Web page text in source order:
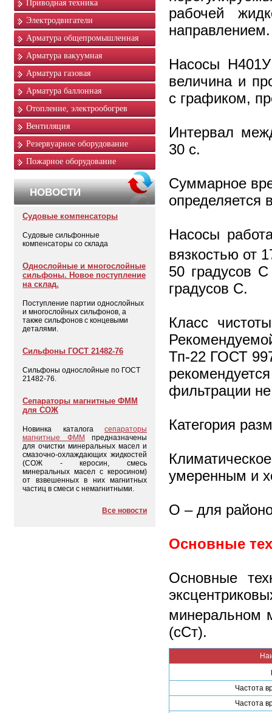
Приводная техника
Электродвигатели
Арматура общепромышленная
Арматура вакуумная
Арматура газовая
Арматура баллонная
Отопление, электрообогрев
Вентиляция
Резервуарное оборудование
Пожарное оборудование
НОВОСТИ
Судовые компенсаторы
Судовые сильфонные
компенсаторы со склада
Однослойные и многослойные
сильфоны. Новое поступление
на склад.
Поступление партии однослойных
и многослойных сильфонов, а
также сильфонов с концевыми
деталями.
Сильфоны ГОСТ 21482-76
Сильфоны однослойные по ГОСТ
21482-76.
Сепараторы магнитные ФММ
для СОЖ
Новинка каталога
сепараторы
магнитные ФММ
предназначены
для очистки минеральных масел и
смазочно-охлаждающих жидкостей
(СОЖ - керосин, смесь
минеральных масел с керосином)
от взвешенных в них магнитных
частиц в смеси с немагнитными.
Все новости
рабочей
направлением.
Насосы Н401У
величина и
с графиком,
Интервал
30 с.
Суммарное
определяется
Насосы
вязкостью от
50 градусов
градусов С.
Класс
Тп-22 ГОСТ
фильтрации
Категория
умеренным и
О – для
Основные
Основные
минеральном
(сСт).
Частота
Частота